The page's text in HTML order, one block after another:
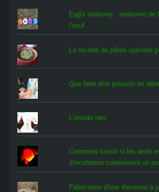
Egg's anatomy : anatomie de
l'oeuf
La recette de pâtée spéciale
Que faire d'un poussin en
L'oiseau rare
Comment savoir si les œufs
d'incubation contiennent un
Fabrication d'une éleveuse à